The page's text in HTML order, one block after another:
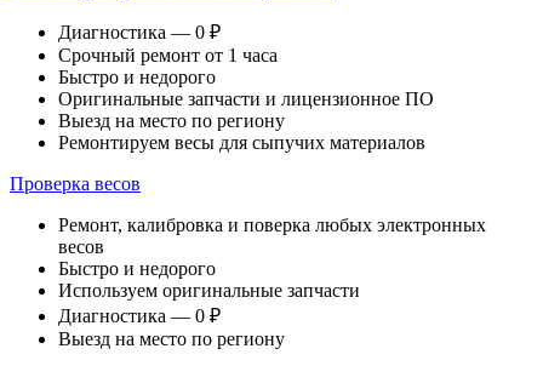
Диагностика — 0 ₽
Срочный ремонт от 1 часа
Быстро и недорого
Оригинальные запчасти и лицензионное ПО
Выезд на место по региону
Ремонтируем весы для сыпучих материалов
Проверка весов
Ремонт, калибровка и поверка любых электронных
весов
Быстро и недорого
Используем оригинальные запчасти
Диагностика — 0 ₽
Выезд на место по региону